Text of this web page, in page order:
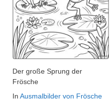
Der große Sprung der
Frösche
In Ausmalbilder von Frösche